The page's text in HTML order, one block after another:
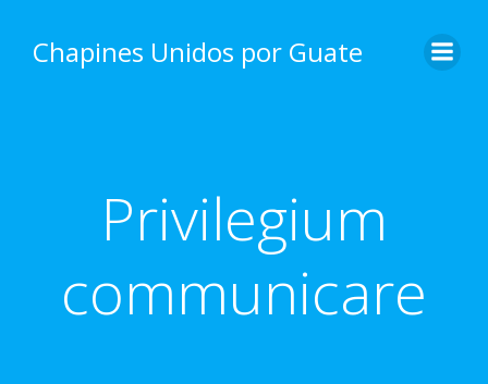
content
Chapines Unidos por Guate
Privilegium
communicare